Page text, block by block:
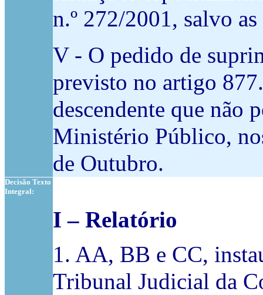
n.º 272/2001, salvo
V - O pedido de
previsto no artigo
descendente que não
Ministério Público,
de Outubro.
Decisão Texto
Integral:
I – Relatório
1. AA, BB e CC,
Tribunal Judicial da